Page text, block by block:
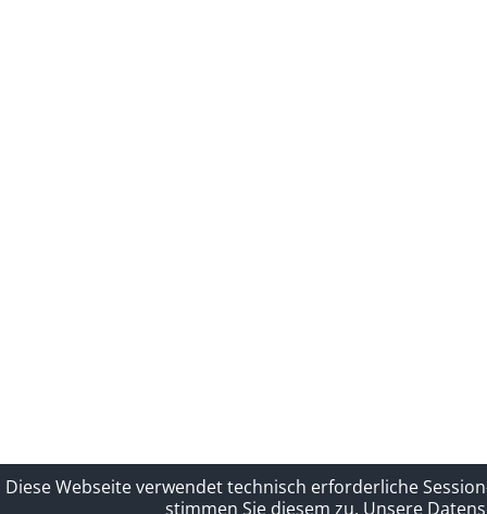
Diese Webseite verwendet technisch erforderliche
stimmen Sie diesem zu. Unsere